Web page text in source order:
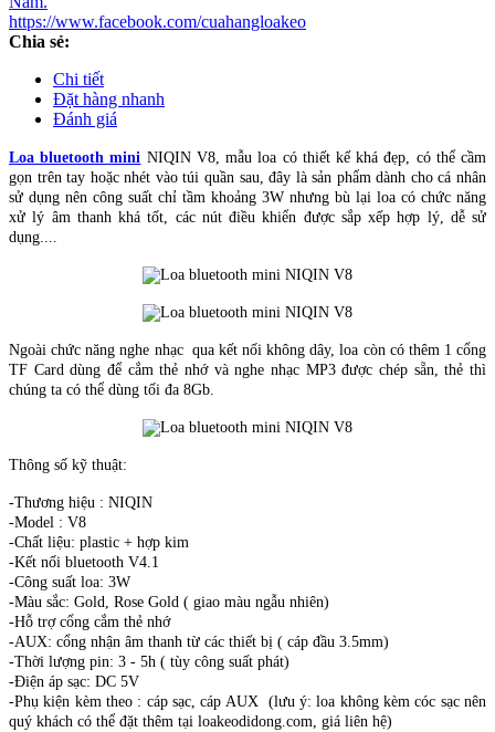
https://www.facebook.com/cuahangloakeo
Chia sẻ:
Chi tiết
Đặt hàng nhanh
Đánh giá
Loa bluetooth mini NIQIN V8, mẫu loa có thiết kế khá đẹp, có thể cầm
gọn trên tay hoặc nhét vào túi quần sau, đây là sản phẩm dành cho cá nhân
sử dụng nên công suất chỉ tầm khoảng 3W nhưng bù lại loa có chức năng
xử lý âm thanh khá tốt, các nút điều khiển được sắp xếp hợp lý, dễ sử
dụng....
Ngoài chức năng nghe nhạc qua kết nối không dây, loa còn có thêm 1 cổng
TF Card dùng để cắm thẻ nhớ và nghe nhạc MP3 được chép sẵn, thẻ thì
chúng ta có thể dùng tối đa 8Gb.
Thông số kỹ thuật:
-Thương hiệu : NIQIN
-Model : V8
-Chất liệu: plastic + hợp kim
-Kết nối bluetooth V4.1
-Công suất loa: 3W
-Màu sắc: Gold, Rose Gold ( giao màu ngẫu nhiên)
-Hỗ trợ cổng cắm thẻ nhớ
-AUX: cổng nhận âm thanh từ các thiết bị ( cáp đầu 3.5mm)
-Thời lượng pin: 3 - 5h ( tùy công suất phát)
-Điện áp sạc: DC 5V
-Phụ kiện kèm theo : cáp sạc, cáp AUX (lưu ý: loa không kèm cóc sạc nên
quý khách có thể đặt thêm tại loakeodidong.com, giá liên hệ)